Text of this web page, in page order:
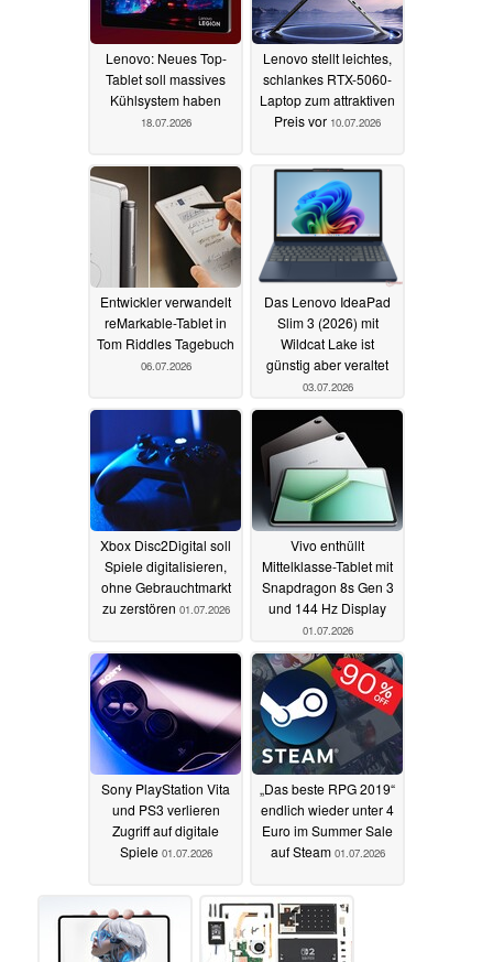
Lenovo: Neues Top-
Tablet soll massives
Kühlsystem haben
18.07.2026
Lenovo stellt leichtes,
schlankes RTX-5060-
Laptop zum attraktiven
Preis vor 10.07.2026
Entwickler verwandelt
reMarkable-Tablet in
Tom Riddles Tagebuch
06.07.2026
Das Lenovo IdeaPad
Slim 3 (2026) mit
Wildcat Lake ist
günstig aber veraltet
03.07.2026
Xbox Disc2Digital soll
Spiele digitalisieren,
ohne Gebrauchtmarkt
zu zerstören 01.07.2026
Vivo enthüllt
Mittelklasse-Tablet mit
Snapdragon 8s Gen 3
und 144 Hz Display
01.07.2026
Sony PlayStation Vita
und PS3 verlieren
Zugriff auf digitale
Spiele 01.07.2026
„Das beste RPG 2019“
endlich wieder unter 4
Euro im Summer Sale
auf Steam 01.07.2026